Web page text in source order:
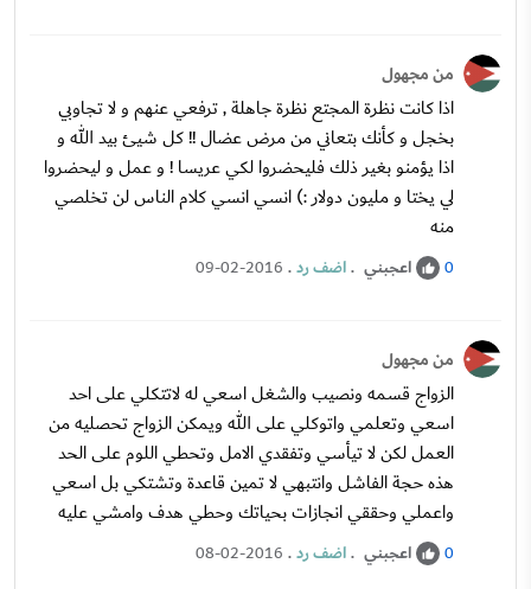
من مجهول
اذا كانت نظرة المجتع نظرة جاهلة , ترفعي عنهم و لا تجاوبي
بخجل و كأنك بتعاني من مرض عضال !! كل شيئ بيد الله و
اذا يؤمنو بغير ذلك فليحضروا لكي عريسا ! و عمل و ليحضروا
لي يختا و مليون دولار :) انسي انسي كلام الناس لن تخلصي
منه
0 اعجبني .اضف رد.
09-02-2016
من مجهول
الزواج قسمه ونصيب والشغل اسعي له لاتتكلي على احد
اسعي وتعلمي واتوكلي على الله ويمكن الزواج تحصليه من
العمل لكن لا تيأسي وتفقدي الامل وتحطي اللوم على الحد
هذه حجة الفاشل وانتبهي لا تمين قاعدة وتشتكي بل اسعي
واعملي وحققي انجازات بحياتك وحطي هدف وامشي عليه
0 اعجبني .اضف رد.
08-02-2016